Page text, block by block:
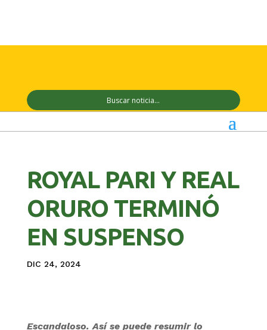
ROYAL PARI Y REAL
ORURO TERMINÓ
EN SUSPENSO
DIC 24, 2024
Escandaloso. Así se puede resumir lo